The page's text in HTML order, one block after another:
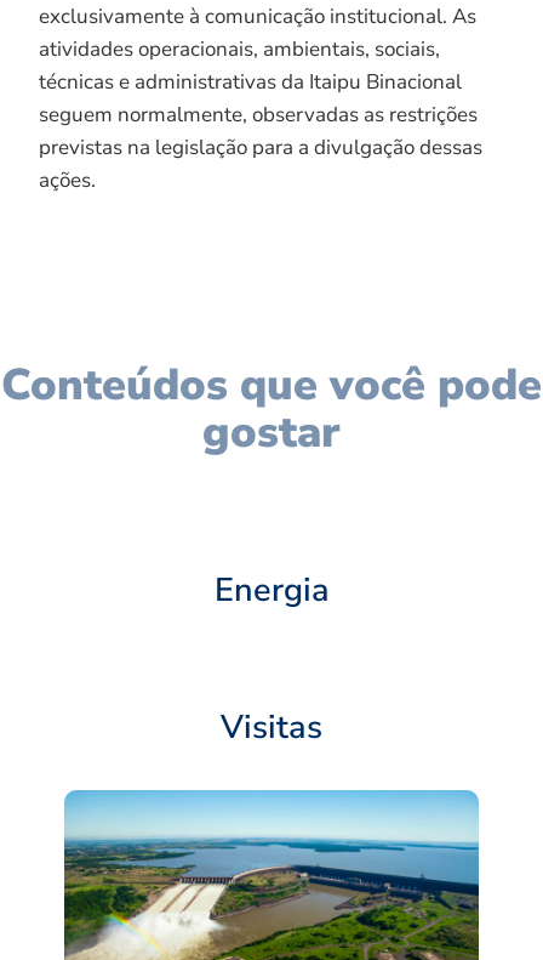
exclusivamente à comunicação institucional. As
atividades operacionais, ambientais, sociais,
técnicas e administrativas da Itaipu Binacional
seguem normalmente, observadas as restrições
previstas na legislação para a divulgação dessas
ações.
Conteúdos que você pode
gostar
Energia
Visitas